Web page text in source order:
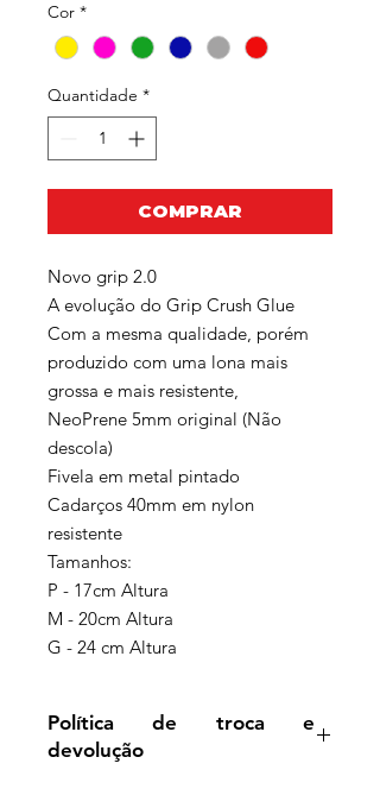
Cor *
Quantidade *
COMPRAR
Novo grip 2.0
A evolução do Grip Crush Glue
Com a mesma qualidade, porém
produzido com uma lona mais
grossa e mais resistente,
NeoPrene 5mm original (Não
descola)
Fivela em metal pintado
Cadarços 40mm em nylon
resistente
Tamanhos:
P - 17cm Altura
M - 20cm Altura
G - 24 cm Altura
Política de troca e
devolução